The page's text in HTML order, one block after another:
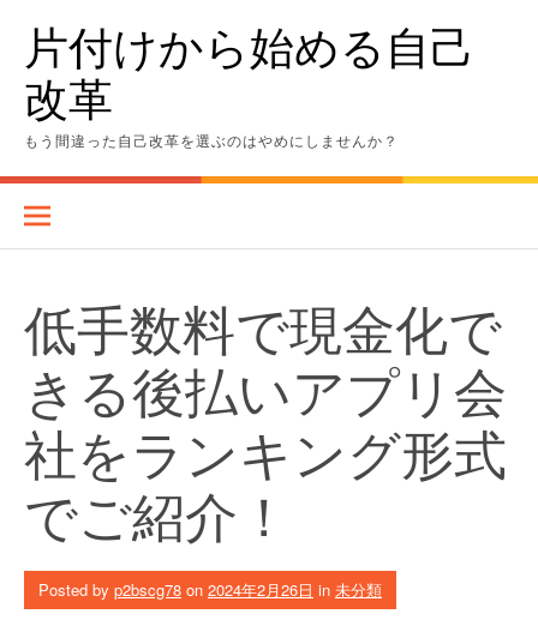
content片付けから始める自己
改革
もう間違った自己改革を選ぶのはやめにしませんか？
低手数料で現金化で
きる後払いアプリ会
社をランキング形式
でご紹介！
Posted by p2bscg78 on 2024年2月26日 in 未分類